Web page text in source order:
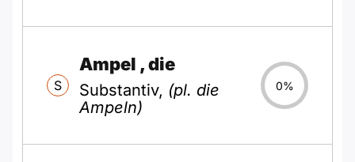
S
Ampel , die
Substantiv, (pl. die
Ampeln)
0%